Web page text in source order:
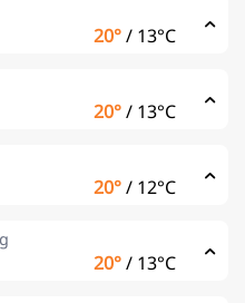
20°/ 13°C
20°/ 13°C
20°/ 12°C
20°/ 13°C